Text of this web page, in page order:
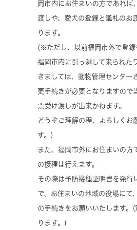
岡市内にお住まいの方であれば
渡しや、愛犬の登録と鑑札のお
ります。
(※ただし、以前福岡市外で登録
福岡市内に引っ越して来られた
きましては、動物管理センター
更手続きが必要となりますので
票受け渡しが出来かねます。
どうぞご理解の程、よろしくお
す。)
また、福岡市外にお住まいの方
の接種は行えます。
その際は予防接種証明書を発行
で、お住まいの地域の役場にて
の手続きをお願いいたします。
ります。)